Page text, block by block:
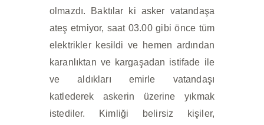
olmazdı. Baktılar ki asker vatandaşa
ateş etmiyor, saat 03.00 gibi önce tüm
elektrikler kesildi ve hemen ardından
karanlıktan ve kargaşadan istifade ile
ve aldıkları emirle vatandaşı
katlederek askerin üzerine yıkmak
istediler. Kimliği belirsiz kişiler,